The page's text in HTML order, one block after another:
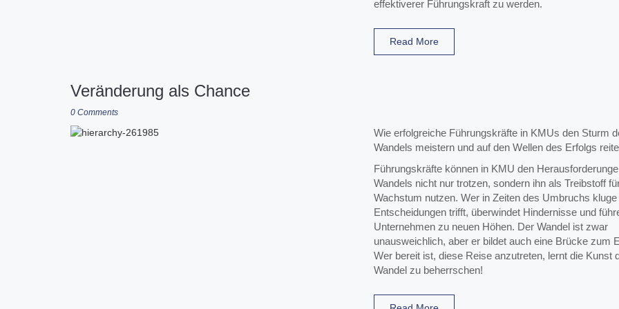
effektiverer Führungskraft zu werden.
Read More
Veränderung als Chance
0 Comments
Wie erfolgreiche Führungskräfte in KMUs den Sturm
Wandels meistern und auf den Wellen des Erfolgs
Führungskräfte können in KMU den
Wandels nicht nur trotzen, sondern ihn als Treibstoff
Wachstum nutzen. Wer in Zeiten des Umbruchs kluge
Entscheidungen trifft, überwindet Hindernisse und
Unternehmen zu neuen Höhen. Der Wandel ist zwar
unausweichlich, aber er bildet auch eine Brücke zum
Wer bereit ist, diese Reise anzutreten, lernt die Kunst
Wandel zu beherrschen!